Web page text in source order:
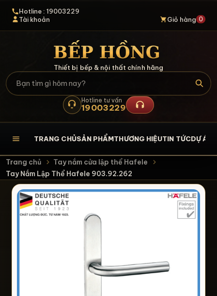
Hotline : 19003229
Tài khoản
Giỏ hàng 0
Thiết bị bếp & nội thất chính hãng
Hotline tư vấn
19003229
TRANG CHỦSẢN PHẨMTHƯƠNG HIỆUTIN TỨCDỰ ÁN
Trang chủ
Tay nắm cửa lập thể Hafele
Tay Nắm Lập Thể Hafele 903.92.262